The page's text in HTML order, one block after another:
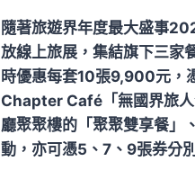
隨著旅遊界年度最大盛事
放線上旅展，集結旗下三家
時優惠每套10張9,900元，
Chapter Café「無國界旅
廳聚聚樓的「聚聚雙享餐
動，亦可憑5、7、9張券分